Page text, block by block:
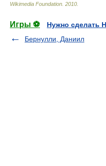
Wikimedia Foundation 2010
Игры ⚽
Нужно сделать
Бернулли, Даниил